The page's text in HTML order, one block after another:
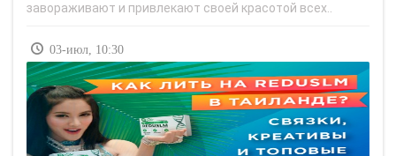
завораживают и привлекают своей красотой всех..
03-июл, 10:30